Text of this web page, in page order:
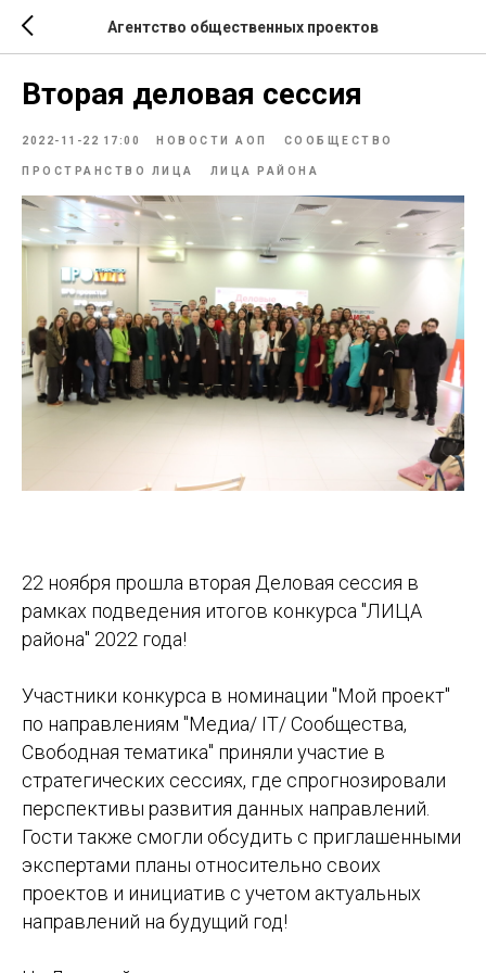
Агентство общественных проектов
Вторая деловая сессия
2022-11-22 17:00 НОВОСТИ АОП СООБЩЕСТВО
ПРОСТРАНСТВО ЛИЦА ЛИЦА РАЙОНА
22 ноября прошла вторая Деловая сессия в
рамках подведения итогов конкурса "ЛИЦА
района" 2022 года!
Участники конкурса в номинации "Мой проект"
по направлениям "Медиа/ IT/ Сообщества,
Свободная тематика" приняли участие в
стратегических сессиях, где спрогнозировали
перспективы развития данных направлений.
Гости также смогли обсудить с приглашенными
экспертами планы относительно своих
проектов и инициатив с учетом актуальных
направлений на будущий год!